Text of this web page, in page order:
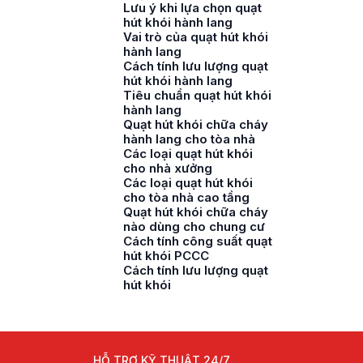
Lưu ý khi lựa chọn quạt
hút khói hành lang
Vai trò của quạt hút khói
hành lang
Cách tính lưu lượng quạt
hút khói hành lang
Tiêu chuẩn quạt hút khói
hành lang
Quạt hút khói chữa cháy
hành lang cho tòa nhà
Các loại quạt hút khói
cho nhà xưởng
Các loại quạt hút khói
cho tòa nhà cao tầng
Quạt hút khói chữa cháy
nào dùng cho chung cư
Cách tính công suất quạt
hút khói PCCC
Cách tính lưu lượng quạt
hút khói
HỖ TRỢ KỸ THUẬT 24/7